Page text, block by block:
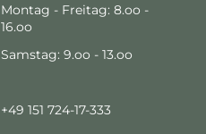
Montag - Freitag: 8.oo -
16.oo
Samstag: 9.oo - 13.oo
+49 151 724-17-333